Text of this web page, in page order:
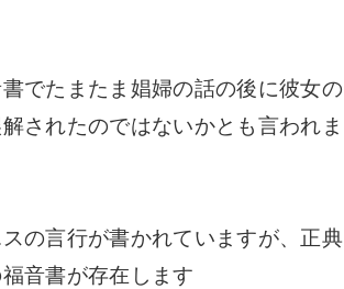
でたまたま娼婦の話の後に彼女の
されたのではないかとも言われま
の言行が書かれていますが、正典
音書が存在します